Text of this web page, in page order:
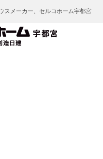
スメーカー、セルコホーム宇都宮